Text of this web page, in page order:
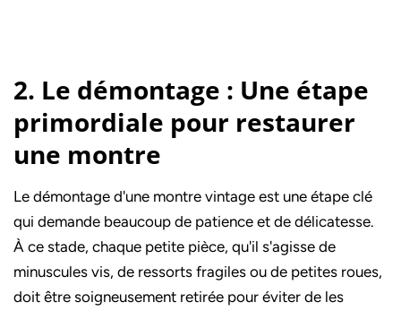
2. Le démontage : Une étape
primordiale pour restaurer
une montre
Le démontage d'une montre vintage est une étape clé
qui demande beaucoup de patience et de délicatesse.
À ce stade, chaque petite pièce, qu'il s'agisse de
minuscules vis, de ressorts fragiles ou de petites roues,
doit être soigneusement retirée pour éviter de les